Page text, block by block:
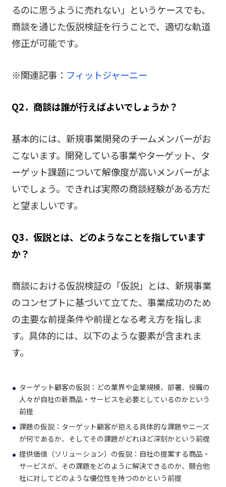
るのに思うように売れない」というケースでも、
商談を通じた仮説検証を行うことで、適切な軌道
修正が可能です。
※関連記事： フィットジャーニー
Q2．商談は誰が行えばよいでしょうか？
基本的には、新規事業開発のチームメンバーがお
こないます。開発している事業やターゲット、タ
ーゲット課題について解像度が高いメンバーがよ
いでしょう。できれば実際の商談経験がある方だ
と望ましいです。
Q3．仮説とは、どのようなことを指しています
か？
商談における仮説検証の「仮説」とは、新規事業
のコンセプトに基づいて立てた、事業成功のため
の主要な前提条件や前提となる考え方を指しま
す。具体的には、以下のような要素が含まれま
す。
ターゲット顧客の仮説：どの業界や企業規模、部署、役職の
人々が自社の新商品・サービスを必要としているのかという
前提
課題の仮説：ターゲット顧客が抱える具体的な課題やニーズ
が何であるか、そしてその課題がどれほど深刻かという前提
提供価値（ソリューション）の仮説：自社の提案する商品・
サービスが、その課題をどのように解決できるのか、競合他
社に対してどのような優位性を持つのかという前提